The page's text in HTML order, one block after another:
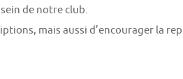
de notre club.
mais aussi d’encourager la